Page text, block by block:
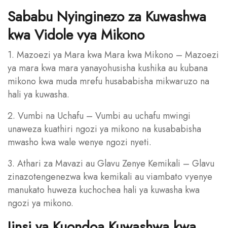
Sababu Nyinginezo za Kuwashwa
kwa Vidole vya Mikono
1. Mazoezi ya Mara kwa Mara kwa Mikono – Mazoezi
ya mara kwa mara yanayohusisha kushika au kubana
mikono kwa muda mrefu husababisha mikwaruzo na
hali ya kuwasha.
2. Vumbi na Uchafu – Vumbi au uchafu mwingi
unaweza kuathiri ngozi ya mikono na kusababisha
mwasho kwa wale wenye ngozi nyeti.
3. Athari za Mavazi au Glavu Zenye Kemikali – Glavu
zinazotengenezwa kwa kemikali au viambato vyenye
manukato huweza kuchochea hali ya kuwasha kwa
ngozi ya mikono.